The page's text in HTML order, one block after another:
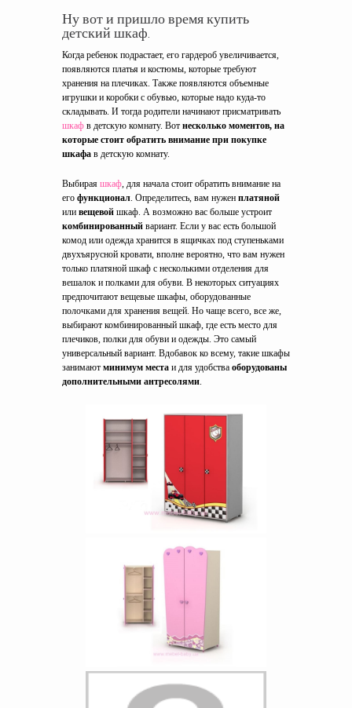
Ну вот и пришло время купить
детский шкаф.
Когда ребенок подрастает, его гардероб увеличивается,
появляются платья и костюмы, которые требуют
хранения на плечиках. Также появляются объемные
игрушки и коробки с обувью, которые надо куда-то
складывать. И тогда родители начинают присматривать
шкаф в детскую комнату. Вот несколько моментов, на
которые стоит обратить внимание при покупке
шкафа в детскую комнату.
Выбирая шкаф, для начала стоит обратить внимание на
его функционал. Определитесь, вам нужен платяной
или вещевой шкаф. А возможно вас больше устроит
комбинированный вариант. Если у вас есть большой
комод или одежда хранится в ящичках под ступеньками
двухъярусной кровати, вполне вероятно, что вам нужен
только платяной шкаф с несколькими отделения для
вешалок и полками для обуви. В некоторых ситуациях
предпочитают вещевые шкафы, оборудованные
полочками для хранения вещей. Но чаще всего, все же,
выбирают комбинированный шкаф, где есть место для
плечиков, полки для обуви и одежды. Это самый
универсальный вариант. Вдобавок ко всему, такие шкафы
занимают минимум места и для удобства оборудованы
дополнительными антресолями.